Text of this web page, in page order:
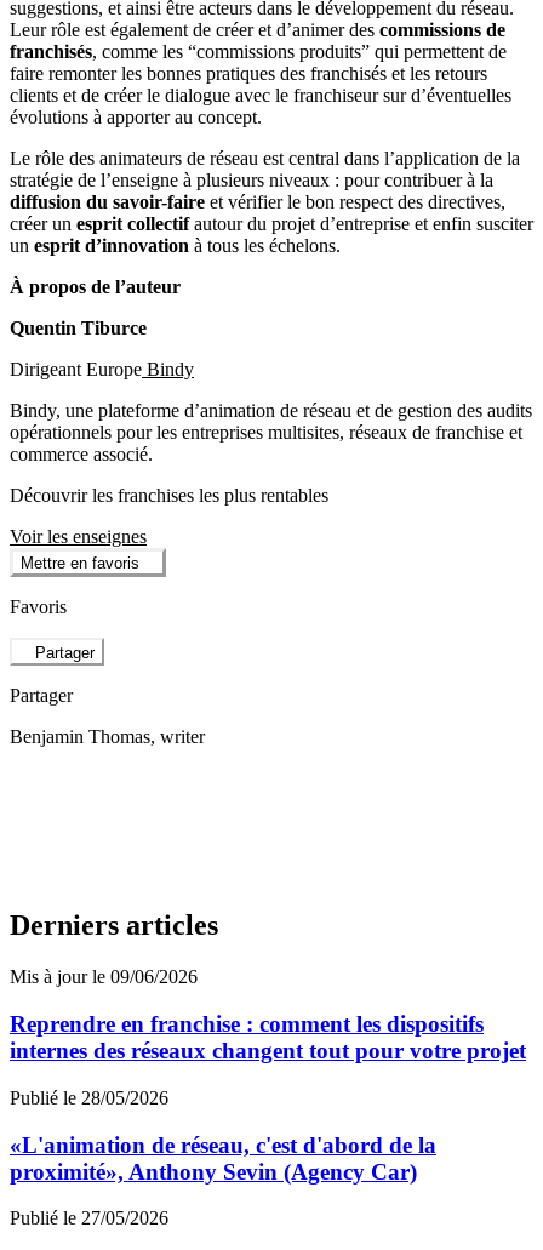
suggestions, et ainsi être acteurs dans le développement du réseau.
Leur rôle est également de créer et d’animer des commissions de
franchisés, comme les “commissions produits” qui permettent de
faire remonter les bonnes pratiques des franchisés et les retours
clients et de créer le dialogue avec le franchiseur sur d’éventuelles
évolutions à apporter au concept.
Le rôle des animateurs de réseau est central dans l’application de la
stratégie de l’enseigne à plusieurs niveaux : pour contribuer à la
diffusion du savoir-faire et vérifier le bon respect des directives,
créer un esprit collectifautour du projet d’entreprise et enfin susciter
un esprit d’innovation à tous les échelons.
À propos de l’auteur
Quentin Tiburce
Dirigeant Europe Bindy
Bindy, une plateforme d’animation de réseau et de gestion des audits
opérationnels pour les entreprises multisites, réseaux de franchise et
commerce associé.
Découvrir les franchises les plus rentables
Voir les enseignes
Mettre en favoris
Favoris
Partager
Partager
Benjamin Thomas, writer
Derniers articles
Mis à jour le 09/06/2026
Reprendre en franchise : comment les dispositifs
internes des réseaux changent tout pour votre projet
Publié le 28/05/2026
«L'animation de réseau, c'est d'abord de la
proximité», Anthony Sevin (Agency Car)
Publié le 27/05/2026